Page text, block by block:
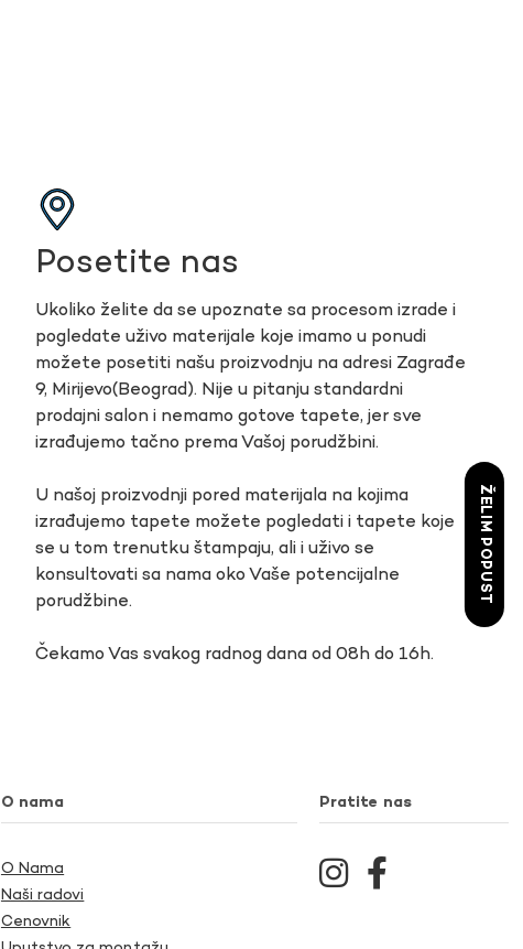
Posetite nas
Ukoliko želite da se upoznate sa procesom izrade i
pogledate uživo materijale koje imamo u ponudi
možete posetiti našu proizvodnju na adresi Zagrađe
9, Mirijevo(Beograd). Nije u pitanju standardni
prodajni salon i nemamo gotove tapete, jer sve
izrađujemo tačno prema Vašoj porudžbini.
U našoj proizvodnji pored materijala na kojima
izrađujemo tapete možete pogledati i tapete koje
se u tom trenutku štampaju, ali i uživo se
konsultovati sa nama oko Vaše potencijalne
porudžbine.
Čekamo Vas svakog radnog dana od 08h do 16h.
O nama
O Nama
Naši radovi
Cenovnik
Pratite nas
ŽELIM POPUST